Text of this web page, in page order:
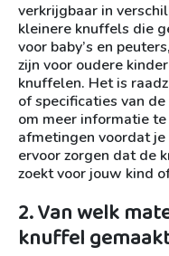
verkrijgbaar in
kleinere knuffels die
voor baby’s en
zijn voor oudere
knuffelen. Het is
of specificaties van
om meer informatie
afmetingen voordat je
ervoor zorgen dat de
zoekt voor jouw kind
2. Van welk
knuffel